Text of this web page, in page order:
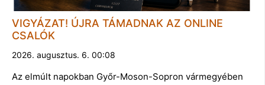
VIGYÁZAT! ÚJRA TÁMADNAK AZ ONLINE
CSALÓK
2026. augusztus. 6. 00:08
Az elmúlt napokban Győr-Moson-Sopron vármegyében